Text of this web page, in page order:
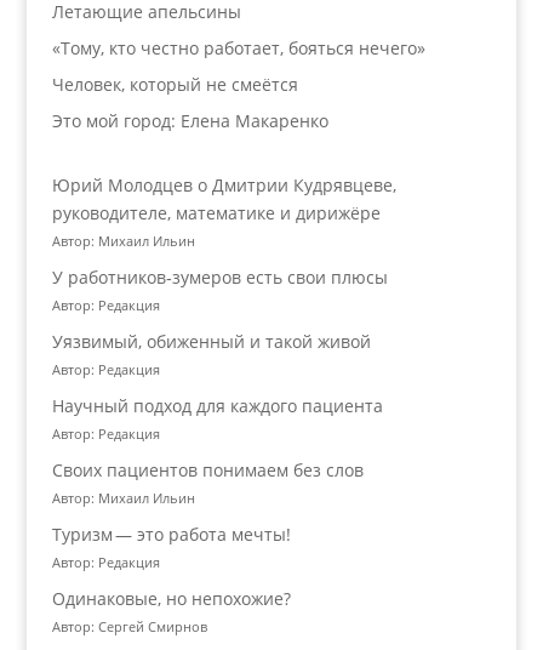
Летающие апельсины
«Тому, кто честно работает, бояться нечего»
Человек, который не смеётся
Это мой город: Елена Макаренко
Юрий Молодцев о Дмитрии Кудрявцеве,
руководителе, математике и дирижёре
Автор: Михаил Ильин
У работников‑зумеров есть свои плюсы
Автор: Редакция
Уязвимый, обиженный и такой живой
Автор: Редакция
Научный подход для каждого пациента
Автор: Редакция
Своих пациентов понимаем без слов
Автор: Михаил Ильин
Туризм — это работа мечты!
Автор: Редакция
Одинаковые, но непохожие?
Автор: Сергей Смирнов